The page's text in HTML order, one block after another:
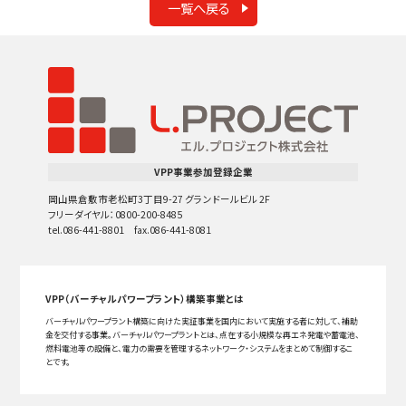
一覧へ戻る
VPP事業参加登録企業
岡山県倉敷市老松町3丁目9-27 グランドールビル 2F
フリーダイヤル：0800-200-8485
tel.086-441-8801 fax.086-441-8081
VPP（バーチャルパワープラント）構築事業とは
バーチャルパワープラント構築に向けた実証事業を国内において実施する者に対して、補助
金を交付する事業。バーチャルパワープラントとは、点在する小規模な再エネ発電や蓄電池、
燃料電池等の設備と、電力の需要を管理するネットワーク・システムをまとめて制御するこ
とです。